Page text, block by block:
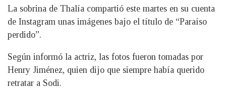
La sobrina de Thalía compartió este martes en su cuenta
de Instagram unas imágenes bajo el título de “Paraíso
perdido”.
Según informó la actriz, las fotos fueron tomadas por
Henry Jiménez, quien dijo que siempre había querido
retratar a Sodi.